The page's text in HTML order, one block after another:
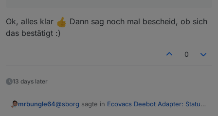
Ok, alles klar
Dann sag noch mal bescheid, ob sich
das bestätigt :)
0
13 days later
mrbungle64@sborg sagte in Ecovacs Deebot Adapter: Status